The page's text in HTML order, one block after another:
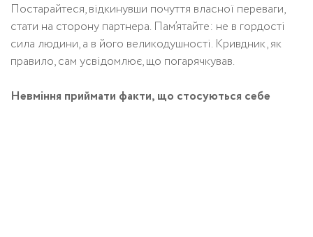
Постарайтеся, відкинувши почуття власної переваги,
стати на сторону партнера. Пам’ятайте: не в гордості
сила людини, а в його великодушності. Кривдник, як
правило, сам усвідомлює, що погарячкував.
Невміння приймати факти, що стосуються себе